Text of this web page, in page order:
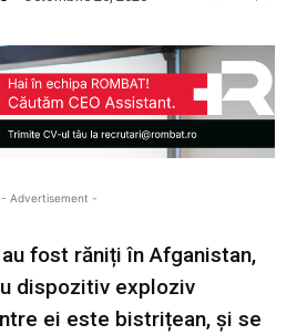
- Advertisement -
fost răniți în Afganistan,
dispozitiv exploziv
ei este bistrițean, și se